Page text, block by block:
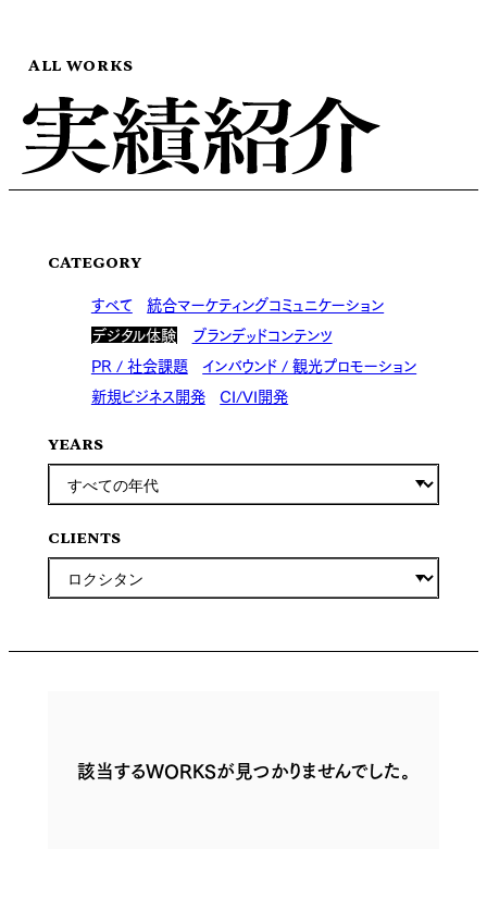
ALL WORKS
CATEGORY
すべて 統合マーケティングコミュニケーション
デジタル体験
ブランデッドコンテンツ
PR / 社会課題 インバウンド / 観光プロモーション
新規ビジネス開発 CI/VI開発
YEARS
CLIENTS
該当するWORKSが見つかりませんでした。